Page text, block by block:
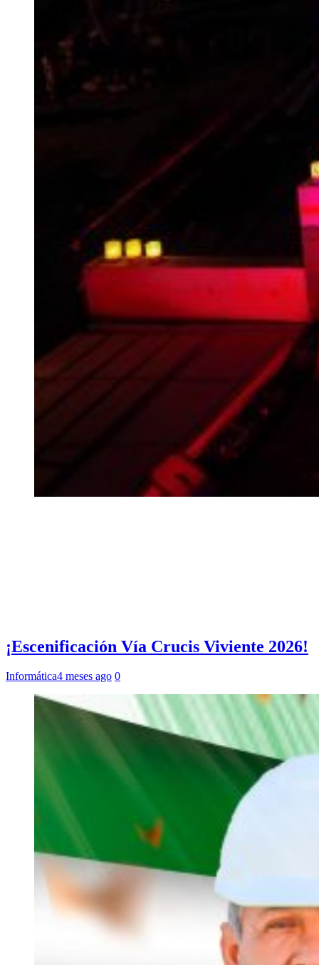
¡Escenificación Vía Crucis Viviente 2026!
Informática4 meses ago 0